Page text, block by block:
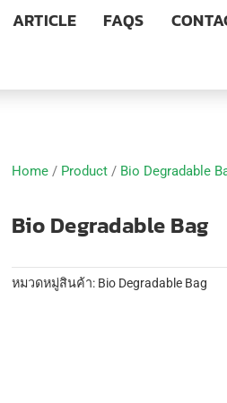
ARTICLE FAQS
Home/ Product/ Bio Degradable
Bio Degradable Bag
หมวดหมู่สินค้า: Bio Degradable Bag